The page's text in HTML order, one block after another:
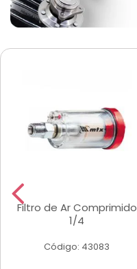
Filtro de Ar Comprimido
1/4
Código: 43083